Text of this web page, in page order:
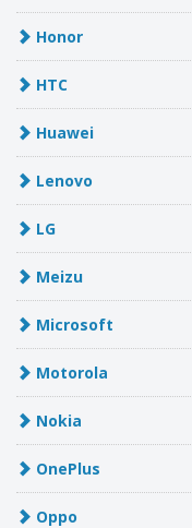
Honor
HTC
Huawei
Lenovo
LG
Meizu
Microsoft
Motorola
Nokia
OnePlus
Oppo